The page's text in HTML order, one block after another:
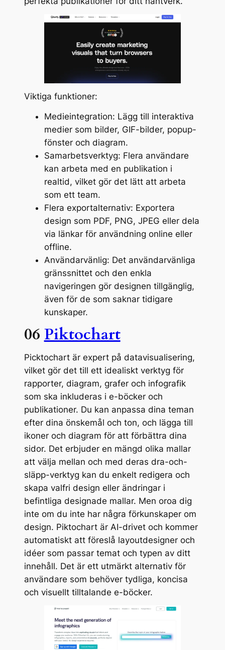
Viktiga funktioner:
Medieintegration: Lägg till interaktiva
medier som bilder, GIF-bilder, popup-
fönster och diagram.
Samarbetsverktyg: Flera användare
kan arbeta med en publikation i
realtid, vilket gör det lätt att arbeta
som ett team.
Flera exportalternativ: Exportera
design som PDF, PNG, JPEG eller dela
via länkar för användning online eller
offline.
Användarvänlig: Det användarvänliga
gränssnittet och den enkla
navigeringen gör designen tillgänglig,
även för de som saknar tidigare
kunskaper.
06 Piktochart
Picktochart är expert på datavisualisering,
vilket gör det till ett idealiskt verktyg för
rapporter, diagram, grafer och infografik
som ska inkluderas i e-böcker och
publikationer. Du kan anpassa dina teman
efter dina önskemål och ton, och lägga till
ikoner och diagram för att förbättra dina
sidor. Det erbjuder en mängd olika mallar
att välja mellan och med deras dra-och-
släpp-verktyg kan du enkelt redigera och
skapa valfri design eller ändringar i
befintliga designade mallar. Men oroa dig
inte om du inte har några förkunskaper om
design. Piktochart är AI-drivet och kommer
automatiskt att föreslå layoutdesigner och
idéer som passar temat och typen av ditt
innehåll. Det är ett utmärkt alternativ för
användare som behöver tydliga, koncisa
och visuellt tilltalande e-böcker.